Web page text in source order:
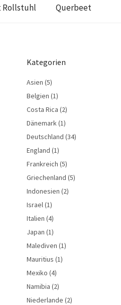
Rollstuhl Querbeet
Kategorien
Asien (5)
Belgien (1)
Costa Rica (2)
Dänemark(1)
Deutschland (34)
England (1)
Frankreich (5)
Griechenland (5)
Indonesien (2)
Israel(1)
Italien (4)
Japan (1)
Malediven (1)
Mauritius (1)
Mexiko (4)
Namibia (2)
Niederlande (2)